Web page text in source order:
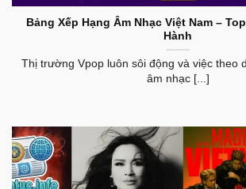
Bảng Xếp Hạng Âm Nhạc Việt Nam –
Hành
Thị trường Vpop luôn sôi động và việc theo
âm nhạc [...]